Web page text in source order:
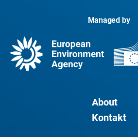
Managed by
About
Kontakt